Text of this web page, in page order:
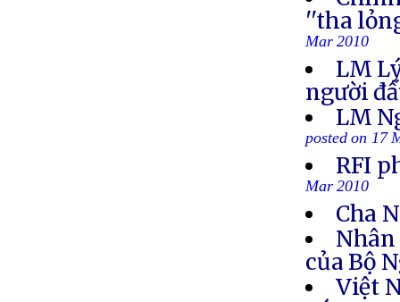
''tha
Mar 2010
LM
người
LM
posted on 17
RFI
Mar 2010
Cha
của Bộ
Việt